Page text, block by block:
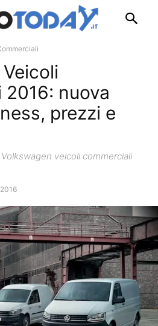
nuova
prezzi e
veicoli commerciali